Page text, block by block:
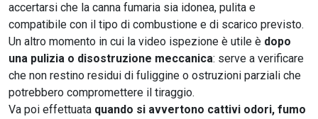
accertarsi che la canna fumaria sia idonea, pulita e
compatibile con il tipo di combustione e di scarico previsto.
Un altro momento in cui la video ispezione è utile è dopo
una pulizia o disostruzione meccanica: serve a verificare
che non restino residui di fuliggine o ostruzioni parziali che
potrebbero compromettere il tiraggio.
Va poi effettuata quando si avvertono cattivi odori, fumo